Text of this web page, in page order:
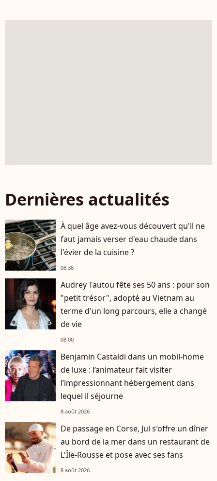
Dernières actualités
À quel âge avez-vous découvert qu'il ne
faut jamais verser d'eau chaude dans
l'évier de la cuisine ?
08:38
Audrey Tautou fête ses 50 ans : pour son
"petit trésor", adopté au Vietnam au
terme d'un long parcours, elle a changé
de vie
08:00
Benjamin Castaldi dans un mobil-home
de luxe : l’animateur fait visiter
l’impressionnant hébergement dans
lequel il séjourne
8 août 2026
De passage en Corse, Jul s'offre un dîner
au bord de la mer dans un restaurant de
L'Île-Rousse et pose avec ses fans
8 août 2026